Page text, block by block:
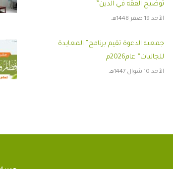
توضيح الفقه في الدين”
الأحد 19 صفر 1448هـ
جمعية الدعوة تقيم برنامج” المعايدة
للجاليات” عام2026م
الأحد 10 شوال 1447هـ